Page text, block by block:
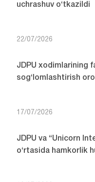
uchrashuv o‘tkazildi
22/07/2026
JDPU xodimlarining
sog‘lomlashtirish
17/07/2026
JDPU va “Unicorn
o‘rtasida hamkorlik